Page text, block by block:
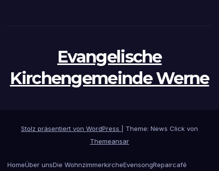
Evangelische
Kirchengemeinde Werne
Stolz präsentiert von WordPress
Theme: News Click von
Themeansar
HomeÜber unsDie WohnzimmerkircheEvensongRepaircafé